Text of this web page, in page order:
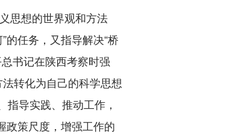
思想的世界观和方法
任务，又指导解决“桥
书记在陕西考察时强
转化为自己的科学思想
指导实践、推动工作，
政策尺度，增强工作的